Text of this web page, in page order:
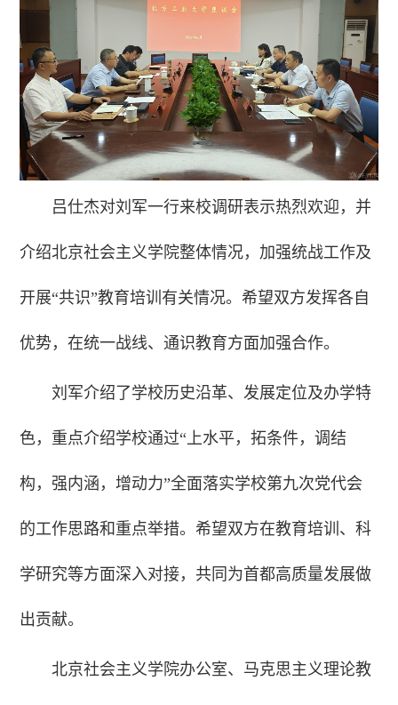
吕仕杰对刘军一行来校调研表示热烈欢迎，并
介绍北京社会主义学院整体情况，加强统战工作及
开展“共识”教育培训有关情况。希望双方发挥各自
优势，在统一战线、通识教育方面加强合作。
刘军介绍了学校历史沿革、发展定位及办学特
色，重点介绍学校通过“上水平，拓条件，调结
构，强内涵，增动力”全面落实学校第九次党代会
的工作思路和重点举措。希望双方在教育培训、科
学研究等方面深入对接，共同为首都高质量发展做
出贡献。
北京社会主义学院办公室、马克思主义理论教